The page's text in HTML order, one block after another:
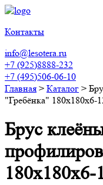
Контакты
info@lesotera.ru
+7 (925)8888-232
+7 (495)506-06-10
Главная > Каталог >
"Гребёнка" 180х180х6-
Брус
180х180х6-